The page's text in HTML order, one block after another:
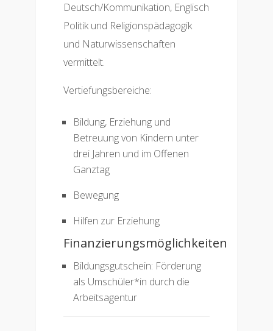
Deutsch/Kommunikation, Englisch
Politik und Religionspädagogik
und Naturwissenschaften
vermittelt.
Vertiefungsbereiche:
Bildung, Erziehung und
Betreuung von Kindern unter
drei Jahren und im Offenen
Ganztag
Bewegung
Hilfen zur Erziehung
Finanzierungsmöglichkeiten
Bildungsgutschein: Förderung
als Umschüler*in durch die
Arbeitsagentur